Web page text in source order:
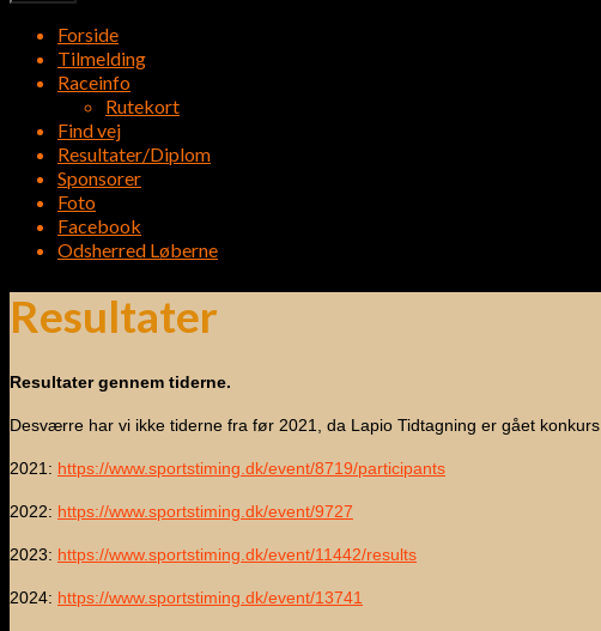
Forside
Tilmelding
Raceinfo
Rutekort
Find vej
Resultater/Diplom
Sponsorer
Foto
Facebook
Odsherred Løberne
Resultater
Resultater gennem tiderne.
Desværre har vi ikke tiderne fra før 2021, da Lapio Tidtagning er gået konkurs.
2021: https://www.sportstiming.dk/event/8719/participants
2022: https://www.sportstiming.dk/event/9727
2023: https://www.sportstiming.dk/event/11442/results
2024: https://www.sportstiming.dk/event/13741